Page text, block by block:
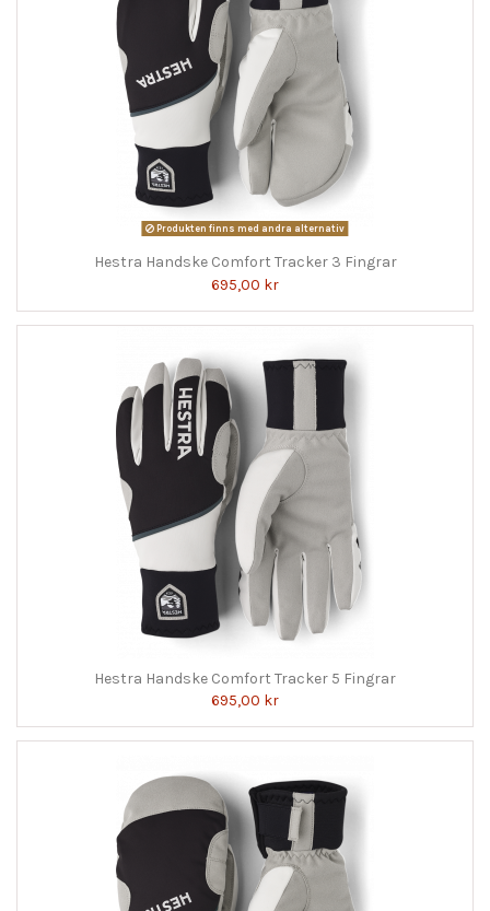
Produkten finns med andra alternativ
Hestra Handske Comfort Tracker 3 Fingrar
695,00 kr
Hestra Handske Comfort Tracker 5 Fingrar
695,00 kr